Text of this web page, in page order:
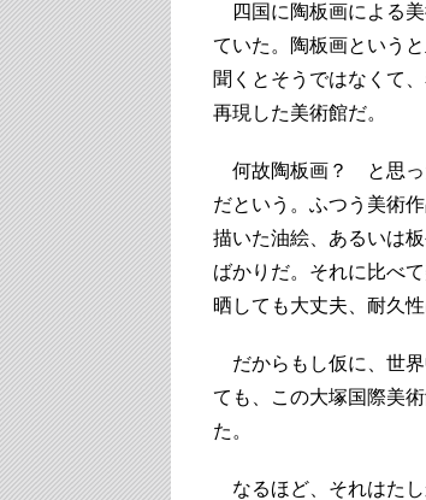
四国に陶板画による
ていた。陶板画という
聞くとそうではなくて
再現した美術館だ。
何故陶板画？ と思っ
だという。ふつう美術
描いた油絵、あるいは
ばかりだ。それに比べ
晒しても大丈夫、耐久性
だからもし仮に、世界
ても、この大塚国際美
た。
なるほど、それはたし